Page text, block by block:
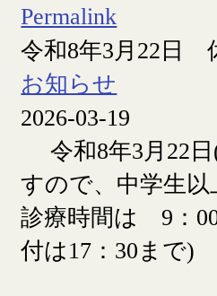
Permalink
令和8年3月22日
お知らせ
2026-03-19
令和8年3月22
すので、中学生
診療時間は 9：
付は17：30まで)